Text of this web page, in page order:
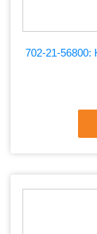
702-21-56800: